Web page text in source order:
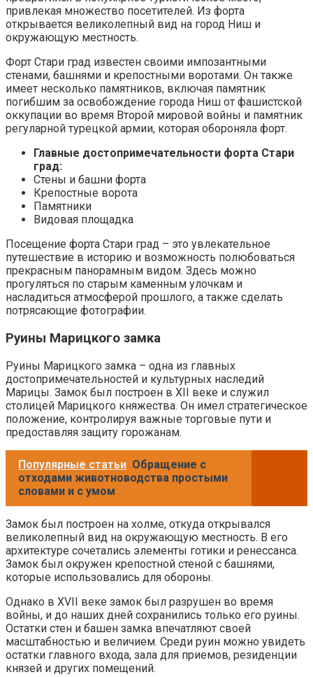
привлекая множество посетителей. Из форта
открывается великолепный вид на город Ниш и
окружающую местность.
Форт Стари град известен своими импозантными
стенами, башнями и крепостными воротами. Он также
имеет несколько памятников, включая памятник
погибшим за освобождение города Ниш от фашистской
оккупации во время Второй мировой войны и памятник
регуларной турецкой армии, которая обороняла форт.
Главные достопримечательности форта Стари
град:
Стены и башни форта
Крепостные ворота
Памятники
Видовая площадка
Посещение форта Стари град – это увлекательное
путешествие в историю и возможность полюбоваться
прекрасным панорамным видом. Здесь можно
прогуляться по старым каменным улочкам и
насладиться атмосферой прошлого, а также сделать
потрясающие фотографии.
Руины Марицкого замка
Руины Марицкого замка – одна из главных
достопримечательностей и культурных наследий
Марицы. Замок был построен в XII веке и служил
столицей Марицкого княжества. Он имел стратегическое
положение, контролируя важные торговые пути и
предоставляя защиту горожанам.
Популярные статьи Обращение с
отходами животноводства простыми
словами и с умом
Замок был построен на холме, откуда открывался
великолепный вид на окружающую местность. В его
архитектуре сочетались элементы готики и ренессанса.
Замок был окружен крепостной стеной с башнями,
которые использовались для обороны.
Однако в XVII веке замок был разрушен во время
войны, и до наших дней сохранились только его руины.
Остатки стен и башен замка впечатляют своей
масштабностью и величием. Среди руин можно увидеть
остатки главного входа, зала для приемов, резиденции
князей и других помещений.